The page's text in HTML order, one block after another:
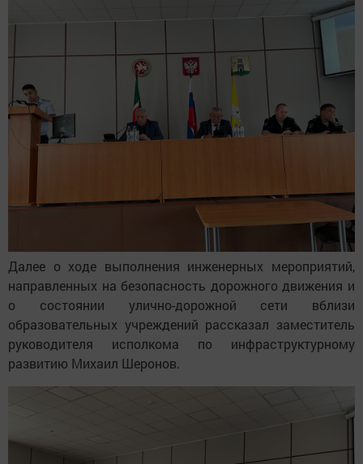
Далее о ходе выполнения инженерных мероприятий,
направленных на безопасность дорожного движения и
о состоянии улично-дорожной сети вблизи
образовательных учреждений рассказал заместитель
руководителя исполкома по инфраструктурному
развитию Михаил Шеронов.